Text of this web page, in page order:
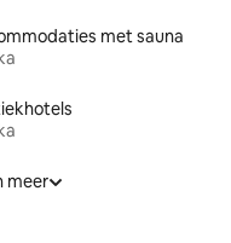
met sauna
meer